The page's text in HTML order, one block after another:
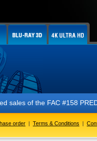
#158 PREDATOR E1
order | Terms & Conditions |